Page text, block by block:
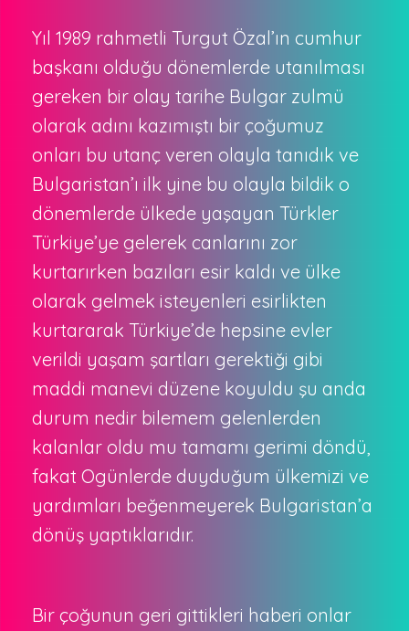
Yıl 1989 rahmetli Turgut Özal’ın cumhur
başkanı olduğu dönemlerde utanılması
gereken bir olay tarihe Bulgar zulmü
olarak adını kazımıştı bir çoğumuz
onları bu utanç veren olayla tanıdık ve
Bulgaristan’ı ilk yine bu olayla bildik o
dönemlerde ülkede yaşayan Türkler
Türkiye’ye gelerek canlarını zor
kurtarırken bazıları esir kaldı ve ülke
olarak gelmek isteyenleri esirlikten
kurtararak Türkiye’de hepsine evler
verildi yaşam şartları gerektiği gibi
maddi manevi düzene koyuldu şu anda
durum nedir bilemem gelenlerden
kalanlar oldu mu tamamı gerimi döndü,
fakat Ogünlerde duyduğum ülkemizi ve
yardımları beğenmeyerek Bulgaristan’a
dönüş yaptıklarıdır.
Bir çoğunun geri gittikleri haberi onlar